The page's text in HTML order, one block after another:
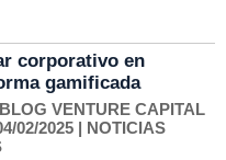
corporativo en
gamificada
VENTURE CAPITAL
02/2025 | NOTICIAS